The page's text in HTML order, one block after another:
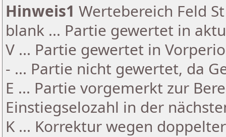
Hinweis1 Wertebereich Feld
blank ... Partie gewertet in
V ... Partie gewertet in
- ... Partie nicht gewertet, da
E ... Partie vorgemerkt zur
Einstiegselozahl in der
K ... Korrektur wegen